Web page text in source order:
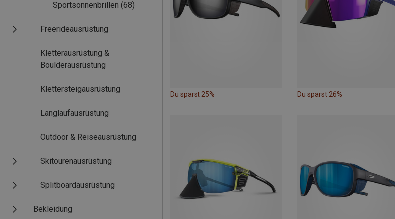
Sportsonnenbrillen (68)
Freerideausrüstung
Kletterausrüstung &
Boulderausrüstung
Klettersteigausrüstung
Langlaufausrüstung
Outdoor & Reiseausrüstung
Skitourenausrüstung
Splitboardausrüstung
Bekleidung
Du sparst 25% Du sparst 26%